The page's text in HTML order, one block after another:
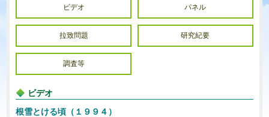
ビデオ パネル
拉致問題 研究紀要
調査等
ビデオ
根雪とける頃（１９９４）